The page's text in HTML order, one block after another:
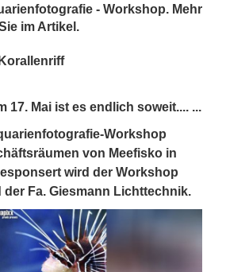
- Workshop. Mehr
im Artikel.
17. Mai ist es endlich soweit.... ...
Workshop
von Meefisko in
wird der Workshop
Fa. Giesmann Lichttechnik.